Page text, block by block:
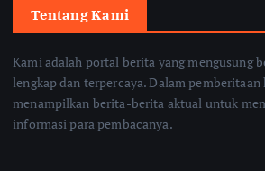
Tentang Kami
Kami adalah portal berita yang mengusung
lengkap dan terpercaya. Dalam pemberitaan
menampilkan berita-berita aktual untuk
informasi para pembacanya.